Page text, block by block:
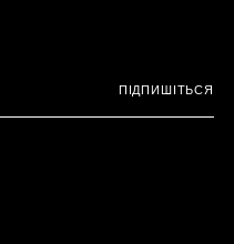
ПІДПИШІТЬСЯ